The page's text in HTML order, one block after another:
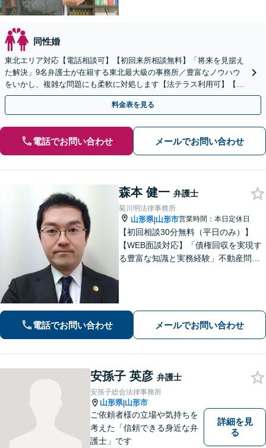
同性婚
東北エリア対応【電話相談可】【初回来所相談無料】「将来を見据え
た解決」9名弁護士が在籍する東北最大級の事務所／豊富なノウハウ
をいかし、複雑な問題にも柔軟に対処します【法テラス利用可】【秘
密厳守】
料金表を見る
電話でお問い合わせ メールでお問い合わせ
森本 健一 弁護士
菊川明法律事務所
山形県|山形市営業時間：本日定休日
【初回相談30分無料（平日のみ）】
【WEB面談対応】「債権回収を実現す
る豊富な知識と実務経験」不動産問
【休日・夜間相談可】
電話でお問い合わせ メールでお問い合わせ
安孫子 英彦 弁護士
安孫子総合法律事務所
山形県|山形市
ご依頼者様の立場や気持ちを
考えた「信頼できる身近な弁
護士」です
詳細を見
る